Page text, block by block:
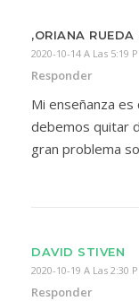
,ORIANA RUEDA
2020-10-14 A Las 5:19
Responder
Mi enseñanza
debemos quitar
gran problema
DAVID STIVEN
2020-10-19 A Las 2:30
Responder